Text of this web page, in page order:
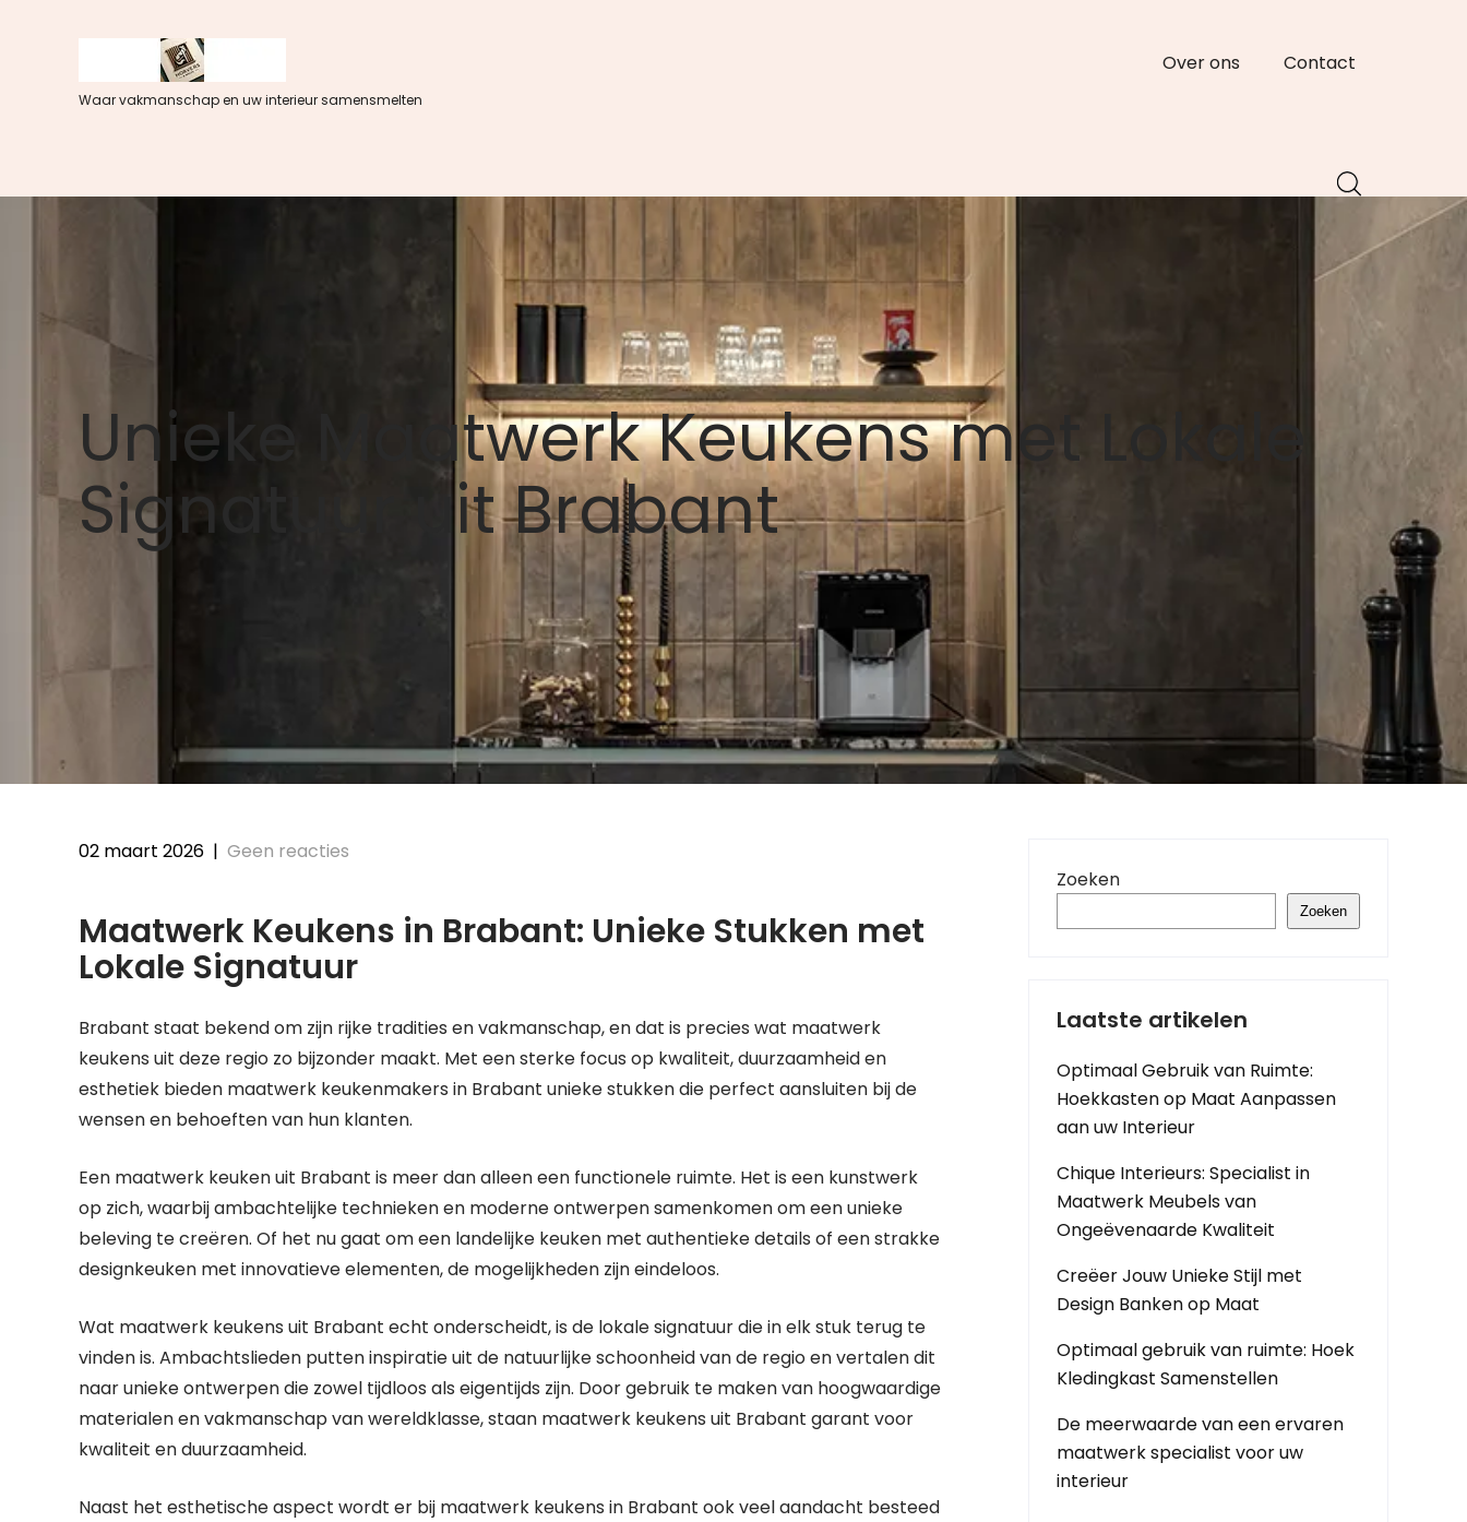
Waar vakmanschap en uw interieur samensmelten
Over ons Contact
Unieke Maatwerk Keukens met Lokale
Signatuur uit Brabant
02 maart 2026 | Geen reacties
Maatwerk Keukens in Brabant: Unieke Stukken met
Lokale Signatuur
Brabant staat bekend om zijn rijke tradities en vakmanschap, en dat is precies wat maatwerk
keukens uit deze regio zo bijzonder maakt. Met een sterke focus op kwaliteit, duurzaamheid en
esthetiek bieden maatwerk keukenmakers in Brabant unieke stukken die perfect aansluiten bij de
wensen en behoeften van hun klanten.
Een maatwerk keuken uit Brabant is meer dan alleen een functionele ruimte. Het is een kunstwerk
op zich, waarbij ambachtelijke technieken en moderne ontwerpen samenkomen om een unieke
beleving te creëren. Of het nu gaat om een landelijke keuken met authentieke details of een strakke
designkeuken met innovatieve elementen, de mogelijkheden zijn eindeloos.
Wat maatwerk keukens uit Brabant echt onderscheidt, is de lokale signatuur die in elk stuk terug te
vinden is. Ambachtslieden putten inspiratie uit de natuurlijke schoonheid van de regio en vertalen dit
naar unieke ontwerpen die zowel tijdloos als eigentijds zijn. Door gebruik te maken van hoogwaardige
materialen en vakmanschap van wereldklasse, staan maatwerk keukens uit Brabant garant voor
kwaliteit en duurzaamheid.
Naast het esthetische aspect wordt er bij maatwerk keukens in Brabant ook veel aandacht besteed
Zoeken
Zoeken
Laatste artikelen
Optimaal Gebruik van Ruimte:
Hoekkasten op Maat Aanpassen
aan uw Interieur
Chique Interieurs: Specialist in
Maatwerk Meubels van
Ongeëvenaarde Kwaliteit
Creëer Jouw Unieke Stijl met
Design Banken op Maat
Optimaal gebruik van ruimte: Hoek
Kledingkast Samenstellen
De meerwaarde van een ervaren
maatwerk specialist voor uw
interieur